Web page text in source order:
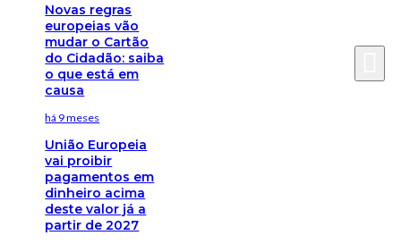
Novas regras
europeias vão
mudar o Cartão
do Cidadão: saiba
o que está em
causa
há 9 meses
União Europeia
vai proibir
pagamentos em
dinheiro acima
deste valor já a
partir de 2027